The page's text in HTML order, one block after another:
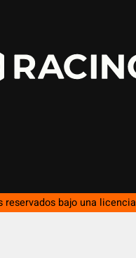
reservados bajo una licencia